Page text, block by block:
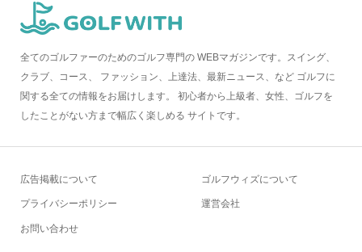
全てのゴルファーのためのゴルフ専門の WEBマガジンです。スイング、
クラブ、コース、 ファッション、上達法、最新ニュース、など ゴルフに
関する全ての情報をお届けします。 初心者から上級者、女性、ゴルフを
したことがない方まで幅広く楽しめる サイトです。
広告掲載について
プライバシーポリシー
お問い合わせ
ゴルフウィズについて
運営会社